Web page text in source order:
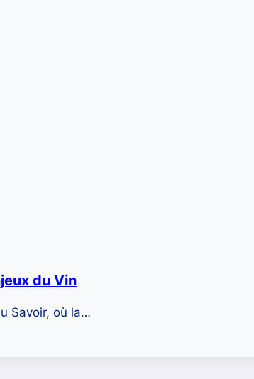
du Vin
Savoir, où la…